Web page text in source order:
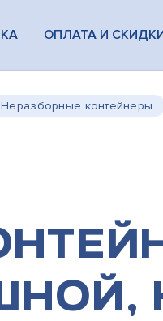
ОПЛАТА И
Неразборные контейнеры